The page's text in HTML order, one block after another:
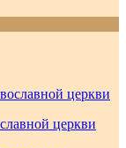
церкви